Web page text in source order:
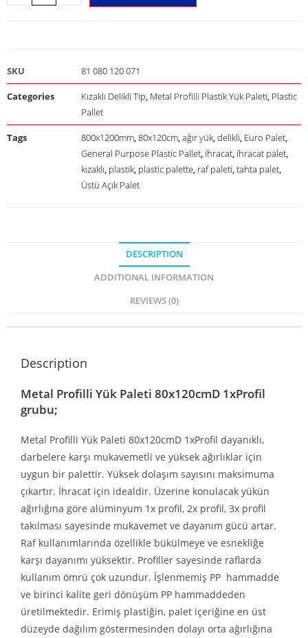
SKU 81 080 120 071
Categories Kızaklı Delikli Tip, Metal Profilli Plastik Yük Paleti, Plastic
Pallet
Tags 800x1200mm,80x120cm,ağır yük,delikli, Euro Palet,
General Purpose Plastic Pallet, ihracat, ihracat palet,
kızaklı, plastik, plastic palette, raf paleti,tahta palet,
Üstü Açık Palet
DESCRIPTION
ADDITIONAL INFORMATION
REVIEWS (0)
Description
Metal Profilli Yük Paleti 80x120cmD 1xProfil
grubu;
Metal Profilli Yük Paleti 80x120cmD 1xProfil dayanıklı,
darbelere karşı mukavemetli ve yüksek ağırlıklar için
uygun bir palettir. Yüksek dolaşım sayısını maksimuma
çıkartır. İhracat için idealdir. Üzerine konulacak yükün
ağırlığına göre alüminyum 1x profil, 2x profil, 3x profil
takılması sayesinde mukavemet ve dayanım gücü artar.
Raf kullanımlarında özellikle bükülmeye ve esnekliğe
karşı dayanımı yüksektir. Profiller sayesinde raflarda
kullanım ömrü çok uzundur. İşlenmemiş PP hammadde
ve birinci kalite geri dönüşüm PP hammaddeden
üretilmektedir. Erimiş plastiğin, palet içeriğine en üst
düzeyde dağılım göstermesinden dolayı orta ağırlığına